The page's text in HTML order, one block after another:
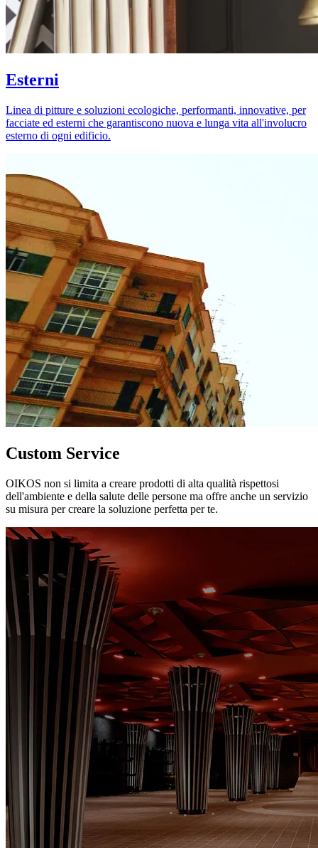
Esterni
Linea di pitture e soluzioni ecologiche, performanti, innovative, per
facciate ed esterni che garantiscono nuova e lunga vita all'involucro
esterno di ogni edificio.
Custom Service
OIKOS non si limita a creare prodotti di alta qualità rispettosi
dell'ambiente e della salute delle persone ma offre anche un servizio
su misura per creare la soluzione perfetta per te.